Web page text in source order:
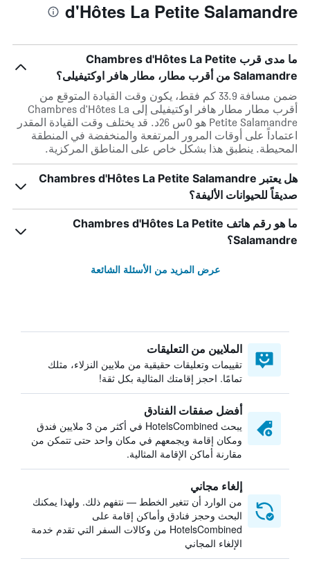
d'Hôtes La Petite Salamandre
ما مدى قرب Chambres d'Hôtes La Petite
Salamandre من أقرب مطار، مطار هافر اوكتيفيلى؟
ضمن مسافة 33.9 كم فقط، يكون وقت القيادة المتوقع من
أقرب مطار مطار هافر اوكتيفيلى إلى Chambres d'Hôtes La
Petite Salamandre هو 0س 26د. قد يختلف وقت القيادة المقدر
اعتماداً على أوقات المرور المرتفعة والمنخفضة في المنطقة
المحيطة. ينطبق هذا بشكل خاص على المناطق المركزية.
هل يعتبر Chambres d'Hôtes La Petite Salamandre
صديقاً للحيوانات الأليفة؟
ما هو رقم هاتف Chambres d'Hôtes La Petite
Salamandre؟
عرض المزيد من الأسئلة الشائعة
الملايين من التعليقات
تقييمات وتعليقات حقيقية من ملايين النزلاء، مثلك
تمامًا. احجز إقامتك المثالية بكل ثقة!
أفضل صفقات الفنادق
يبحث HotelsCombined في أكثر من 3 ملايين فندق
ومكان إقامة ويجمعهم في مكان واحد حتى تتمكن من
مقارنة أماكن الإقامة المثالية.
إلغاء مجاني
من الوارد أن تتغير الخطط — نتفهم ذلك. ولهذا يمكنك
البحث وحجز فنادق وأماكن إقامة على
HotelsCombined من وكالات السفر التي تقدم خدمة
الإلغاء المجاني